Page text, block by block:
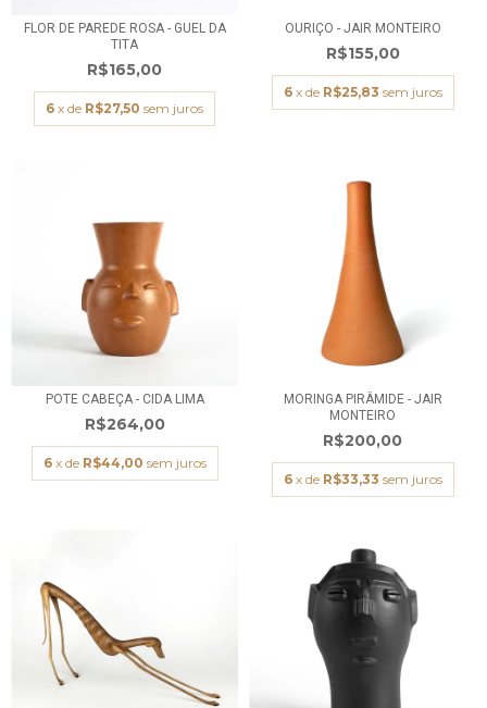
FLOR DE PAREDE ROSA - GUEL DA
TITA
R$165,00
6 x de R$27,50 sem juros
OURIÇO - JAIR MONTEIRO
R$155,00
6 x de R$25,83 sem juros
POTE CABEÇA - CIDA LIMA
R$264,00
6 x de R$44,00 sem juros
MORINGA PIRÂMIDE - JAIR
MONTEIRO
R$200,00
6 x de R$33,33 sem juros